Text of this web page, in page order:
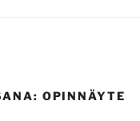
OPINNÄYTE